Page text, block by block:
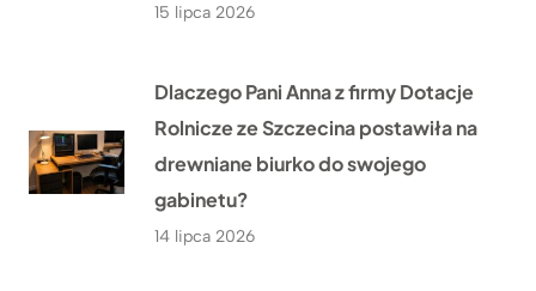
15 lipca 2026
Dlaczego Pani Anna z firmy Dotacje
Rolnicze ze Szczecina postawiła na
drewniane biurko do swojego
gabinetu?
14 lipca 2026